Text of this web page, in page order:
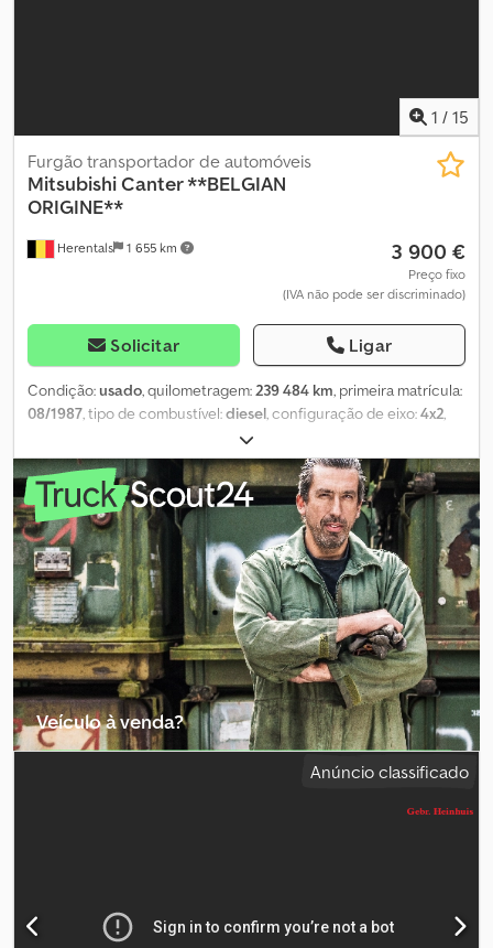
1 / 15
Herentals 1 655 km
Furgão transportador de automóveis
MitsubishiCanter **BELGIAN
ORIGINE**
3 900 €
Preço fixo
(IVA não pode ser discriminado)
Solicitar Ligar
Condição:usado, quilometragem:239 484 km, primeira matrícula:
08/1987, tipo de combustível:diesel, configuração de eixo:4x2,
, cabina do condutor:
diurna, tipo de engrenagem:mecânico, suspensão:aço,
comprimento total:6 450 mm, largura total:2 100 mm, altura total:
2 220 mm, Ano de fabrico:1987, Suspensão: Suspensão por molas
de lâmina Eixo dianteiro: Direcionável Eixo traseiro: Pneus duplos
Peso em vazio: 2.500 kg Carga útil: 1.000 kg Peso bruto total (PBV):
3.499 kg Djdpfx Aszq E Thenkokr Para obter mais informações,
entre em contato com Thierry Leemans.
Veículo à venda?
Anúncio classificado